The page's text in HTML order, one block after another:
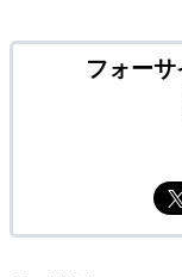
フォー